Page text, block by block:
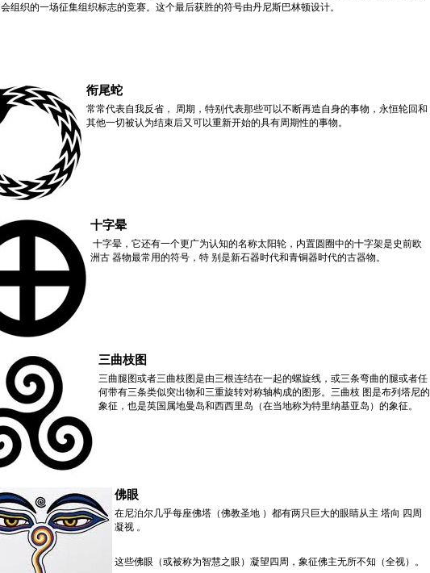
会组织的一场征集组织标志的竞赛。这个最后获胜的符号由丹尼斯巴林顿设计。
衔尾蛇
常常代表自我反省， 周期，特别代表那些可以不断再造自身的事物，永恒轮回和
其他一切被认为结束后又可以重新开始的具有周期性的事物。
十字晕
十字晕，它还有一个更广为认知的名称太阳轮，内置圆圈中的十字架是史前欧
洲古 器物最常用的符号，特 别是新石器时代和青铜器时代的古器物。
三曲枝图
三曲腿图或者三曲枝图是由三根连结在一起的螺旋线，或三条弯曲的腿或者任
何带有三条类似突出物和三重旋转对称轴构成的图形。三曲枝 图是布列塔尼的
象征，也是英国属地曼岛和西西里岛（在当地称为特里纳基亚岛）的象征。
佛眼
在尼泊尔几乎每座佛塔（佛教圣地 ）都有两只巨大的眼睛从主 塔向 四周
凝视 。
这些佛眼（或被称为智慧之眼）凝望四周，象征佛主无所不知（全视）。